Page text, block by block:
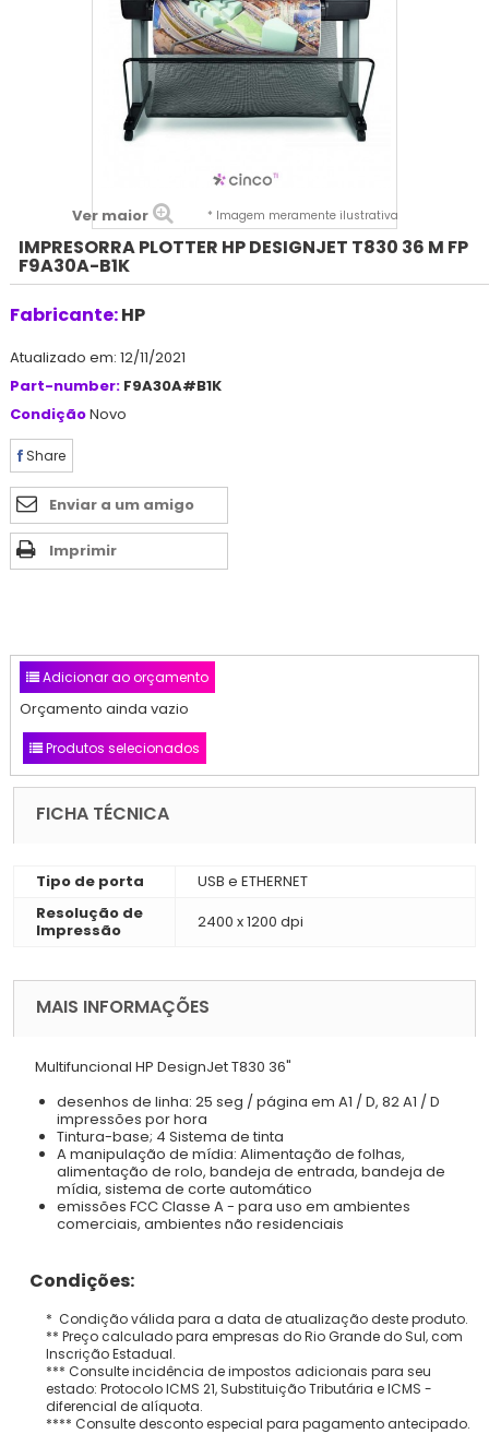
Ver maior * Imagem meramente ilustrativa
IMPRESORRA PLOTTER HP DESIGNJET T830 36 M FP
F9A30A-B1K
Fabricante:HP
Atualizado em: 12/11/2021
Part-number: F9A30A#B1K
CondiçãoNovo
Share
Enviar a um amigo
Imprimir
Adicionar ao orçamento
Orçamento ainda vazio
Produtos selecionados
FICHA TÉCNICA
Tipo de porta
USB e ETHERNET
Resolução de
Impressão
2400 x 1200 dpi
MAIS INFORMAÇÕES
Multifuncional HP DesignJet T830 36"
desenhos de linha: 25 seg / página em A1 / D, 82 A1 / D
impressões por hora
Tintura-base; 4 Sistema de tinta
A manipulação de mídia: Alimentação de folhas,
alimentação de rolo, bandeja de entrada, bandeja de
mídia, sistema de corte automático
emissões FCC Classe A - para uso em ambientes
comerciais, ambientes não residenciais
Condições:
* Condição válida para a data de atualização deste produto.
** Preço calculado para empresas do Rio Grande do Sul, com
Inscrição Estadual.
*** Consulte incidência de impostos adicionais para seu
estado: Protocolo ICMS 21, Substituição Tributária e ICMS -
diferencial de alíquota.
**** Consulte desconto especial para pagamento antecipado.